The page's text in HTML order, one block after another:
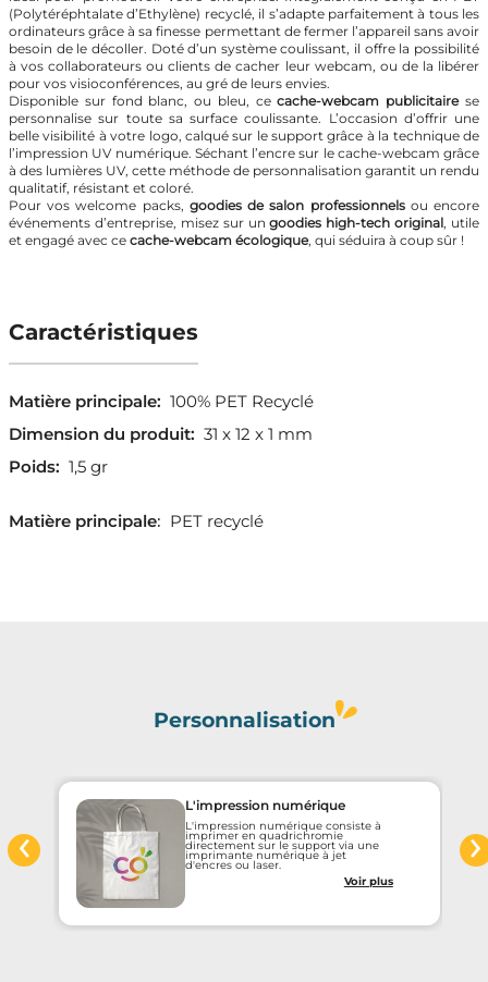
(Polytéréphtalate d’Ethylène) recyclé, il s’adapte parfaitement à tous les
ordinateurs grâce à sa finesse permettant de fermer l’appareil sans avoir
besoin de le décoller. Doté d’un système coulissant, il offre la possibilité
à vos collaborateurs ou clients de cacher leur webcam, ou de la libérer
pour vos visioconférences, au gré de leurs envies.
Disponible sur fond blanc, ou bleu, cecache-webcam publicitairese
personnalise sur toute sa surface coulissante. L’occasion d’offrir une
belle visibilité à votre logo, calqué sur le support grâce à la technique de
l’impression UV numérique. Séchant l’encre sur le cache-webcam grâce
à des lumières UV, cette méthode de personnalisation garantit un rendu
qualitatif, résistant et coloré.
Pour vos welcome packs, goodies de salon professionnelsou encore
événements d’entreprise, misez sur ungoodies high-tech original, utile
et engagé avec ce cache-webcam écologique, qui séduira à coup sûr !
Caractéristiques
Matière principale: 100% PET Recyclé
Dimension du produit: 31 x 12 x 1 mm
Poids: 1,5 gr
Matière principale: PET recyclé
Personnalisation
L'impression numérique
L'impression numérique consiste à
imprimer en quadrichromie
directement sur le support via une
imprimante numérique à jet
d'encres ou laser.
Voir plus
‹ ›